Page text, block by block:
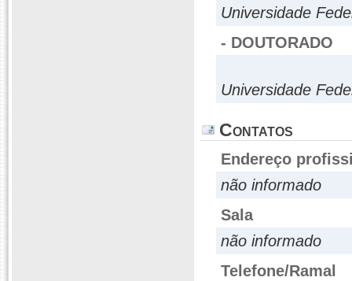
Universidade
- DOUTORADO
Universidade
Contatos
Endereço
não informado
Sala
não informado
Telefone/Ramal